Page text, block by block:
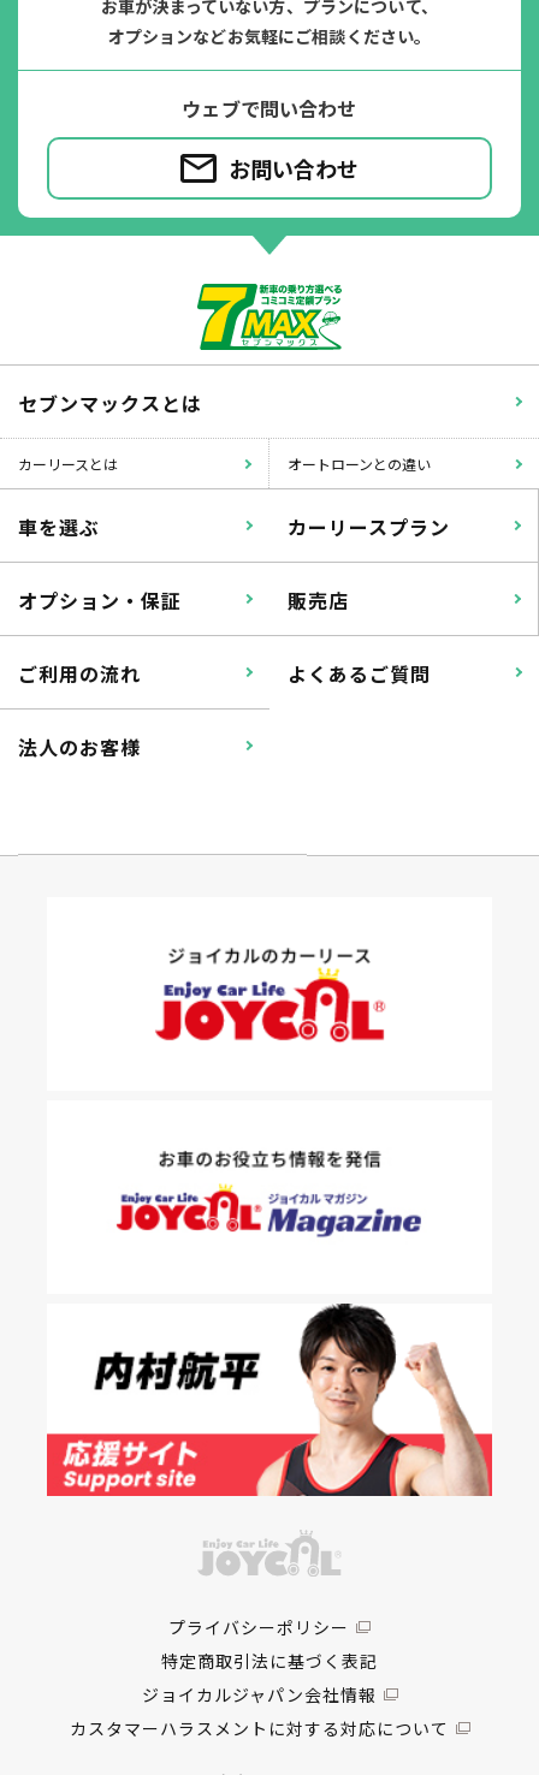
お車が決まっていない方、プランについて、
オプションなどお気軽にご相談ください。
ウェブで問い合わせ
お問い合わせ
セブンマックスとは
カーリースとは オートローンとの違い
車を選ぶ カーリースプラン
オプション・保証 販売店
ご利用の流れ よくあるご質問
法人のお客様
プライバシーポリシー
特定商取引法に基づく表記
ジョイカルジャパン会社情報
カスタマーハラスメントに対する対応について